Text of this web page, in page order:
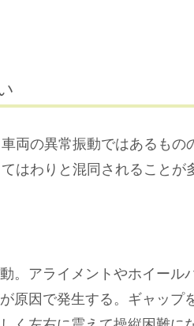
両の異常振動ではあるもの
はわりと混同されることが
。アライメントやホイール
原因で発生する。ギャップ